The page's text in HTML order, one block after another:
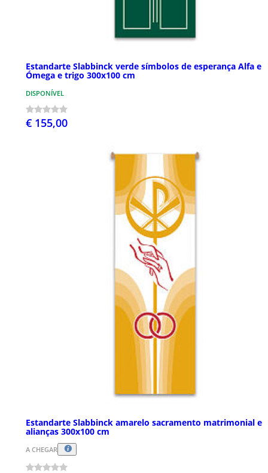
Estandarte Slabbinck verde símbolos de esperança Alfa e
Ómega e trigo 300x100 cm
DISPONÍVEL
€ 155,00
Estandarte Slabbinck amarelo sacramento matrimonial e
alianças 300x100 cm
A CHEGAR